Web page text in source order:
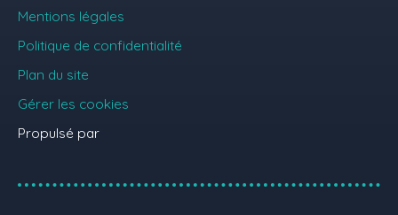
Mentions légales
Politique de confidentialité
Plan du site
Gérer les cookies
Propulsé par